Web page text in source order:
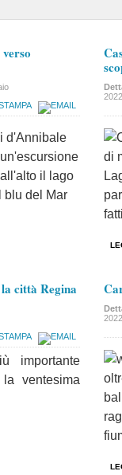
d'Annibale
il lago
blu del Mar
di
città Regina
importante
ventesima